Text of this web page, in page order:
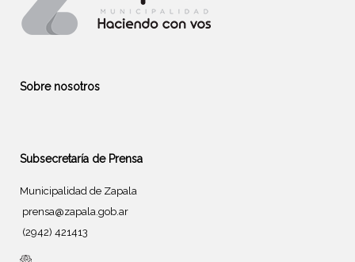
Sobre nosotros
Subsecretaría de Prensa
Municipalidad de Zapala
prensa@zapala.gob.ar
(2942) 421413